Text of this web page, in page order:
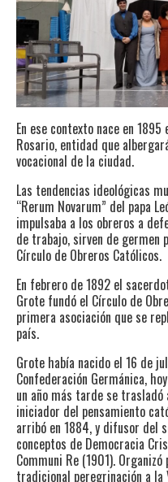
En ese contexto nace en
Rosario, entidad que
vocacional de la ciudad.
Las tendencias ideológicas
“Rerum Novarum” del papa
impulsaba a los obreros a
de trabajo, sirven de germen
Círculo de Obreros Católicos.
En febrero de 1892 el
Grote fundó el Círculo de
primera asociación que se
país.
Grote había nacido el 16 de
Confederación Germánica,
un año más tarde se
iniciador del pensamiento
arribó en 1884, y difusor del
conceptos de Democracia
Communi Re (1901).
tradicional peregrinación a la